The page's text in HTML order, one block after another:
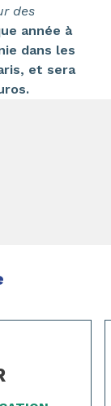
des
année à
dans les
et sera